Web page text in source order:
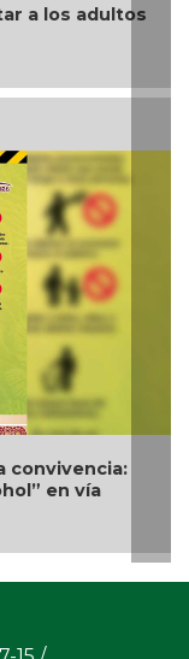
Miguel y Sonia
educativa
turística de